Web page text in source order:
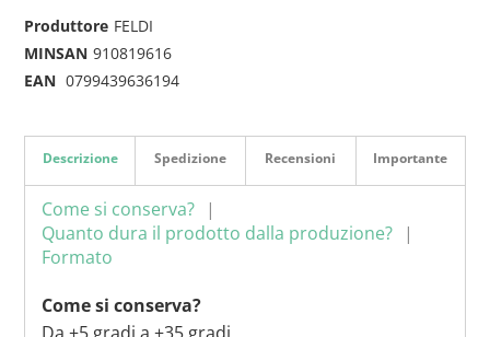
Produttore FELDI
MINSAN 910819616
EAN 0799439636194
Descrizione
Come si conserva?
Quanto dura il prodotto dalla produzione?
Formato
Come si conserva?
Spedizione Recensioni Importante